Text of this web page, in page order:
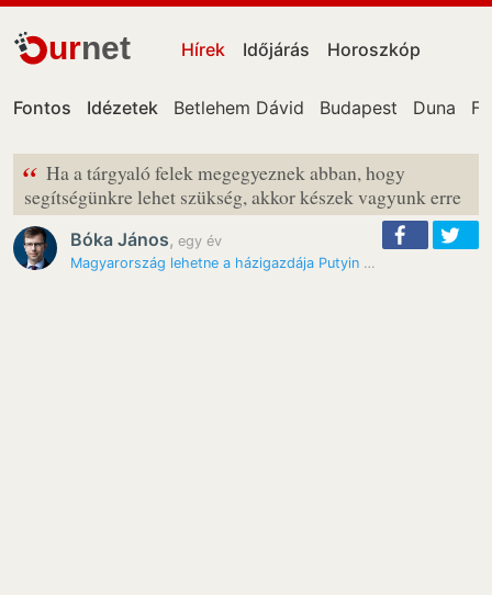
urnet Hírek Időjárás Horoszkóp
Fontos Idézetek Betlehem Dávid Budapest Duna
“ Ha a tárgyaló felek megegyeznek abban, hogy
segítségünkre lehet szükség, akkor készek vagyunk erre
Bóka János, egy év
Magyarország lehetne a házigazdája Putyin és Zelenszkij…